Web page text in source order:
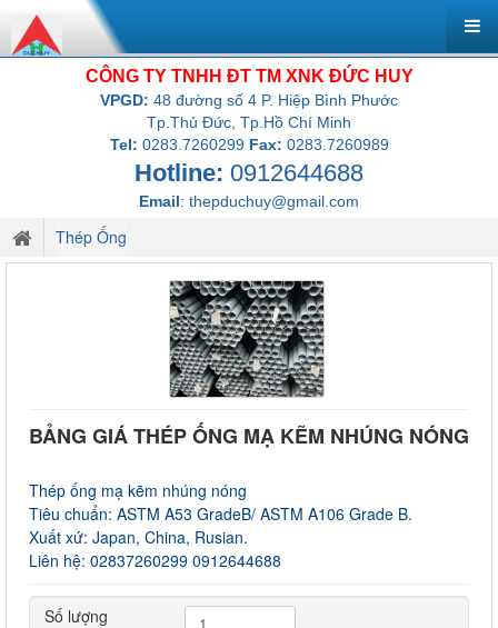
CÔNG TY TNHH ĐT TM XNK ĐỨC HUY
VPGD: 48 đường số 4 P. Hiệp Bình Phước
Tp.Thủ Đức, Tp.Hồ Chí Minh
Tel: 0283.7260299 Fax: 0283.7260989
Hotline: 0912644688
Email: thepduchuy@gmail.com
Thép Ống
BẢNG GIÁ THÉP ỐNG MẠ KẼM NHÚNG NÓNG
Thép ống mạ kẽm nhúng nóng
Tiêu chuẩn: ASTM A53 GradeB/ ASTM A106 Grade B.
Xuất xứ: Japan, China, Rusian.
Liên hệ: 02837260299 0912644688
Số lượng